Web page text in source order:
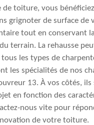
de toiture, vous
grignoter de surface de
tout en conservant
terrain. La rehausse
tous les types de
les spécialités de nos
13. À vos côtés,
en fonction des
nous vite pour
de votre toiture.